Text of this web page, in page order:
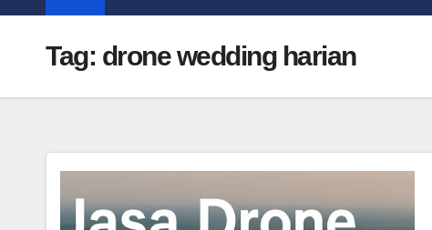
Tag: drone wedding harian